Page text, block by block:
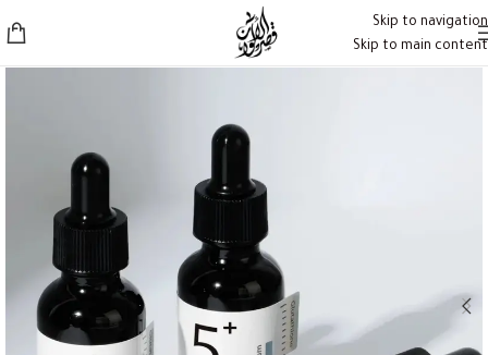
Skip to navigation
Skip to main content